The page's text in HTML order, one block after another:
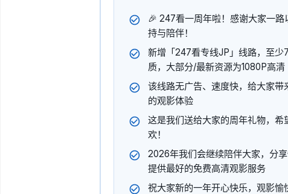
🎉 247看一周年啦！感谢大家一路
持与陪伴！
新增「247看专线JP」线路，至少
质，大部分/最新资源为1080P高清
该线路无广告、速度快，给大家带
的观影体验
这是我们送给大家的周年礼物，希
欢！
2026年我们会继续陪伴大家，分享
提供最好的免费高清观影服务
祝大家新的一年开心快乐，观影愉